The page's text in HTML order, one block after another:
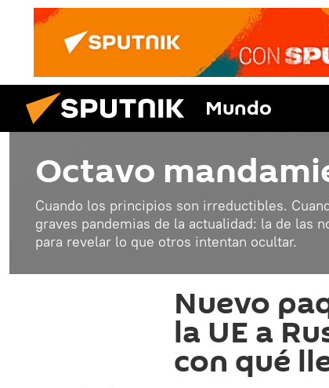
Mundo
Octavo
Cuando los principios son irreductibles.
graves pandemias de la actualidad: la de las
para revelar lo que otros intentan ocultar.
Nuevo
la UE a
con qué